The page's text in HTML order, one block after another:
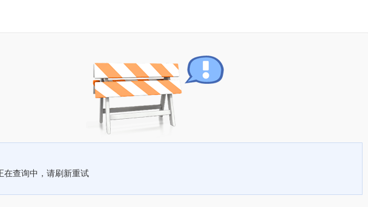
在查询中，请刷新重试